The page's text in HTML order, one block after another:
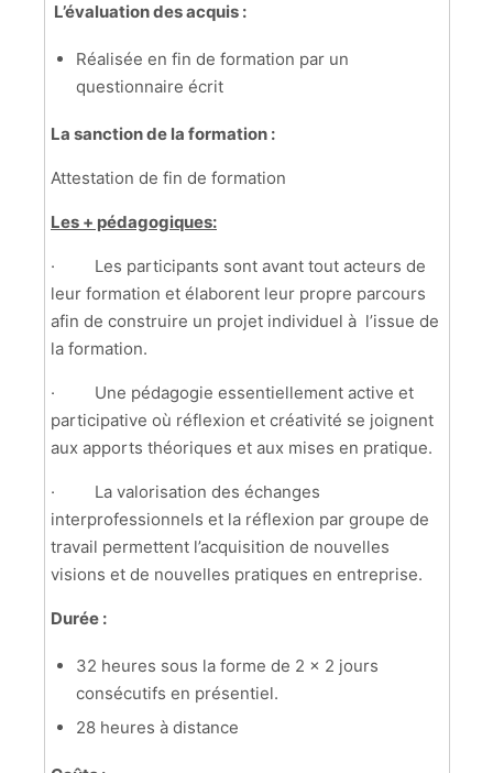
L’évaluation des acquis :
Réalisée en fin de formation par un
questionnaire écrit
La sanction de la formation :
Attestation de fin de formation
Les + pédagogiques:
·
Les participants sont avant tout acteurs de
leur formation et élaborent leur propre parcours
afin de construire un projet individuel à l’issue de
la formation.
·
Une pédagogie essentiellement active et
participative où réflexion et créativité se joignent
aux apports théoriques et aux mises en pratique.
·
La valorisation des échanges
interprofessionnels et la réflexion par groupe de
travail permettent l’acquisition de nouvelles
visions et de nouvelles pratiques en entreprise.
Durée :
32 heures sous la forme de 2 x 2 jours
consécutifs en présentiel.
28 heures à distance